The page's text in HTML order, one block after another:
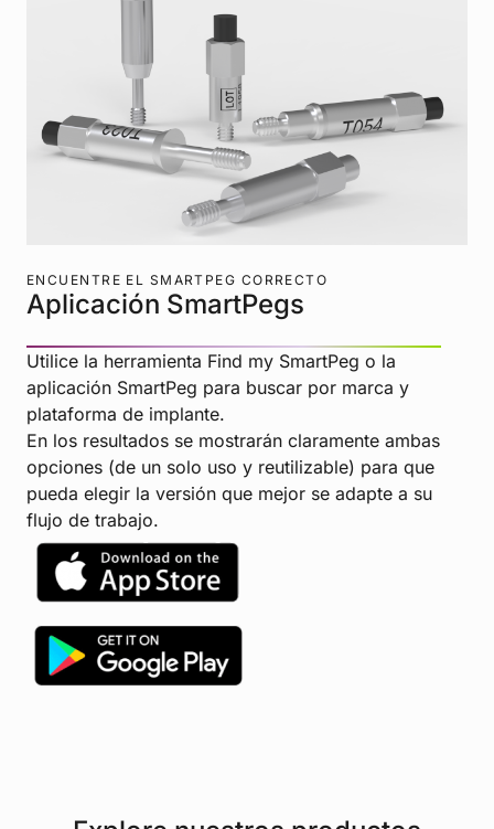
ENCUENTRE EL SMARTPEG CORRECTO
Aplicación SmartPegs
Utilice la herramienta Find my SmartPeg o la
aplicación SmartPeg para buscar por marca y
plataforma de implante.
En los resultados se mostrarán claramente ambas
opciones (de un solo uso y reutilizable) para que
pueda elegir la versión que mejor se adapte a su
flujo de trabajo.